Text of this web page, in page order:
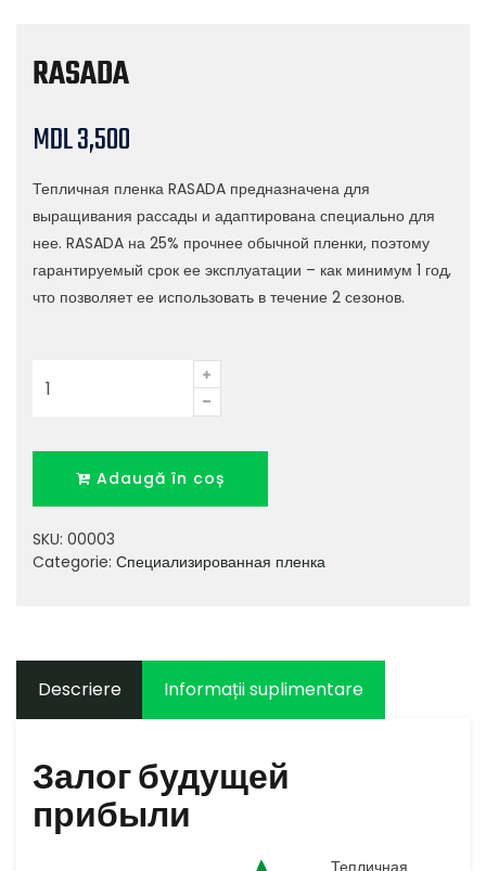
RASADA
MDL3,500
Тепличная пленка RASADA предназначена для
выращивания рассады и адаптирована специально для
нее. RASADA на 25% прочнее обычной пленки, поэтому
гарантируемый срок ее эксплуатации – как минимум 1 год,
что позволяет ее использовать в течение 2 сезонов.
RASADA
Adaugă în coș
SKU: 00003
Categorie: Специализированная пленка
Descriere Informații suplimentare
Залог будущей
прибыли
Тепличная